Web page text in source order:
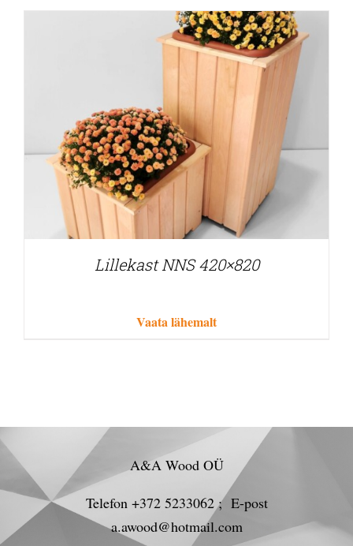
Lillekast NNS 420×820
Vaata lähemalt
A&A Wood OÜ
Telefon +372 5233062 ; E-post
a.awood@hotmail.com